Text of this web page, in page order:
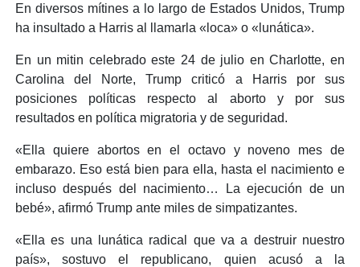
En diversos mítines a lo largo de Estados Unidos, Trump
ha insultado a Harris al llamarla «loca» o «lunática».
En un mitin celebrado este 24 de julio en Charlotte, en
Carolina del Norte, Trump criticó a Harris por sus
posiciones políticas respecto al aborto y por sus
resultados en política migratoria y de seguridad.
«Ella quiere abortos en el octavo y noveno mes de
embarazo. Eso está bien para ella, hasta el nacimiento e
incluso después del nacimiento… La ejecución de un
bebé», afirmó Trump ante miles de simpatizantes.
«Ella es una lunática radical que va a destruir nuestro
país», sostuvo el republicano, quien acusó a la